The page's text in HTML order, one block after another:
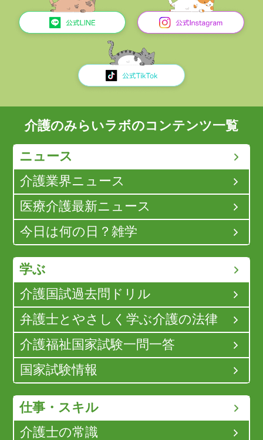
介護のみらいラボのコンテンツ一覧
ニュース
介護業界ニュース
医療介護最新ニュース
今日は何の日？雑学
学ぶ
介護国試過去問ドリル
弁護士とやさしく学ぶ介護の法律
介護福祉国家試験一問一答
国家試験情報
仕事・スキル
介護士の常識